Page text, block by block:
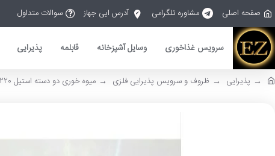
صفحه اصلی مشاوره تلگرامی آدرس ایی جهاز سوالات متداول
سرویس غذاخوری وسایل آشپزخانه قابلمه پذیرایی
پذیرایی ظروف و سرویس پذیرایی فلزی میوه خوری دو دسته استیل bird 3220